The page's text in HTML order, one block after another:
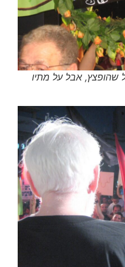
אבל על מתיו